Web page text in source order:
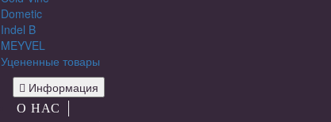
Dometic
Indel B
MEYVEL
Уцененные товары
Информация
О НАС